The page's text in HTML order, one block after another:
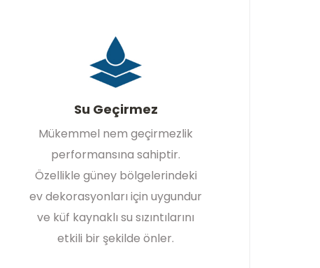
Su Geçirmez
Mükemmel nem geçirmezlik
performansına sahiptir.
Özellikle güney bölgelerindeki
ev dekorasyonları için uygundur
ve küf kaynaklı su sızıntılarını
etkili bir şekilde önler.